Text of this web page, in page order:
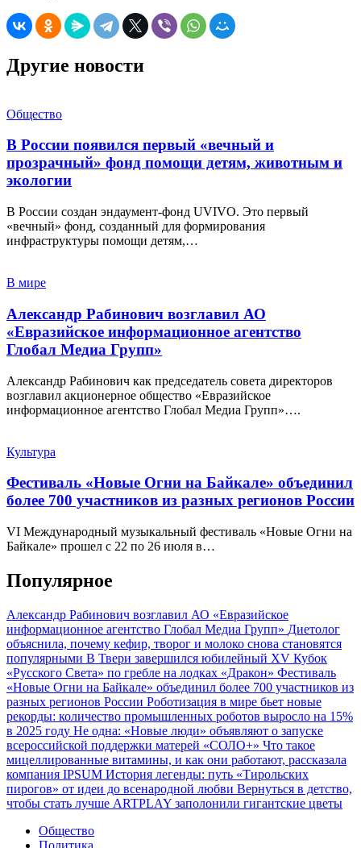
Другие новости
Общество
В России появился первый «вечный и
прозрачный» фонд помощи детям, животным и
экологии
В России создан эндаумент-фонд UVIVO. Это первый
«вечный» фонд, созданный для формирования
инфраструктуры помощи детям,…
В мире
Александр Рабинович возглавил АО
«Евразийское информационное агентство
Глобал Медиа Групп»
Александр Рабинович как председатель совета директоров
возглавил акционерное общество «Евразийское
информационное агентство Глобал Медиа Групп»….
Культура
Фестиваль «Новые Огни на Байкале» объединил
более 700 участников из разных регионов России
VI Международный музыкальный фестиваль «Новые Огни на
Байкале» прошел с 22 по 26 июля в…
Популярное
Александр Рабинович возглавил АО «Евразийское
информационное агентство Глобал Медиа Групп» Диетолог
объяснила, почему кефир, творог и молоко снова становятся
популярными В Твери завершился юбилейный XV Кубок
«Русского Света» по гребле на лодках «Дракон» Фестиваль
«Новые Огни на Байкале» объединил более 700 участников из
разных регионов России Роботизация в мире бьет новые
рекорды: количество промышленных роботов выросло на 15%
в 2025 году Не одна: «Новые люди» объявляют о запуске
всероссийской поддержки матерей «СОЛО+» Что такое
мицеллированные витамины, и как они работают, рассказала
компания IPSUM История легенды: путь «Тирольских
пирогов» от идеи до всенародной любви Вернуться в детство,
чтобы стать лучше ARTPLAY заполонили гигантские цветы
Общество
Политика